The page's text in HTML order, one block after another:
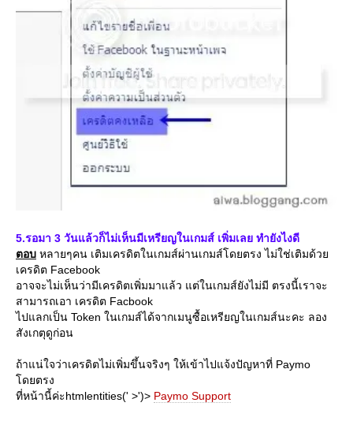
5.รอมา 3 วันแล้วก็ไม่เห็นมีเหรียญในเกมส์ เพิ่มเลย ทำยังไงดี
ตอบ หลายๆคน เติมเครดิตในเกมส์ผ่านเกมส์โดยตรง ไม่ใช่เติมด้ว
เครดิต Facebook
อาจจะไม่เห็นว่ามีเครดิตเพิ่มมาแล้ว แต่ในเกมส์ยังไม่มี ตรงนี้เราจะ
สามารถเอา เครดิต Facbook
ไปแลกเป็น Token ในเกมส์ได้จากเมนูซื้อเหรียญในเกมส์นะคะ ลอง
สังเกตุดูก่อน
ถ้าแน่ใจว่าเครดิตไม่เพิ่มขึ้นจริงๆ ให้เข้าไปแจ้งปัญหาที่ Paymo
ดยตรง
ที่หน้านี้ค่ะhtmlentities(' >')> Paymo Support